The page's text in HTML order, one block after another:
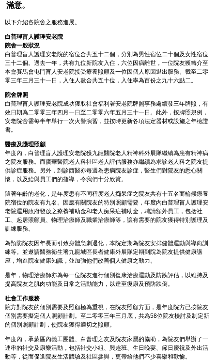
滿意。
以下介紹各院舍之服務進展。
白普理盲人護理安老院
院舍一般狀況
白普理盲人護理安老院的宿位合共五十二個，分別為男性宿位二十個及女性宿位
三十二個。過去一年，共有九位新院友入住，六位因病離世，一位院友獲轉介至
本會賽馬會屯門盲人安老院接受療養照顧及一位因個人原因退出服務。截至二零
零三年三月三十一日，入住人數合共五十位，入住率為百份之九十六點二。
院舍牌照
白普理盲人護理安老院成功獲取社會福利署安老院牌照事務處續發三年牌照，有
效日期為二零零三年四月一日至二零零六年五月三十一日。此外，按牌照規例，
安老院舍需每半年舉行一次火警演習，並按時更新各項法定器材或設施之年檢證
書。
醫療及護理照顧
年度內，白普理盲人護理安老院獲九龍醫院老人精神科外展隊繼續為患有精神病
之院友服務。而廣華醫院老人科社區老人評估服務亦繼續為求診老人科之院友提
供診症服務。另外，到診西醫亦每週為患病院友診症，醫生們對院友的悉心關
懷，以及給與員工們的指導，令我們十分欣賞。
隨著年齡的老化，是年度患有不同程度老人痴呆症之院友共有十五名而輪候療養
院宿位的院友有九名。因應有關院友的特別照顧需要，年度內白普理盲人護理安
老院運用政府發放之療養補助金和老人痴呆症補助金，聘請額外員工，包括社
工、起居照顧員、物理治療師及職業治療師等，讓有需要的院友獲得特別護理及
訓練服務。
為預防院友因年長而引致身體急劇退化，本院定期為院友安排健體運動與導向訓
練等。並邀請醫務衛生署九龍城區長者健康外展隊定期到院為院友提供健康講
座，增進院友健康知識，並加強他們改善個人健康之動力。
是年，物理治療師亦為每一位院友進行個別復康治療運動及防跌評估，以維持及
提高院友之肌肉功能及日常之活動能力，以達至復康及預防跌倒。
社會工作服務
院方對院友的個別需要及照顧極為重視，在院友照顧方面，是年度院方已按院友
個別需要擬定個人照顧計劃。至二零零三年三月底，共為58位院友檢討及制定新
的個別照顧計劃，使院友獲得適切之照顧。
年度內，承蒙區內義工團體、白普理之友及院友家屬的協助，為院友們舉辦了一
連串的社交及康樂活動，包括社交小組、興趣班、生日晚宴、節日慶祝及外出活
動等，從而促進院友生活體驗及社區參與，更帶給他們不少喜樂和歡愉。